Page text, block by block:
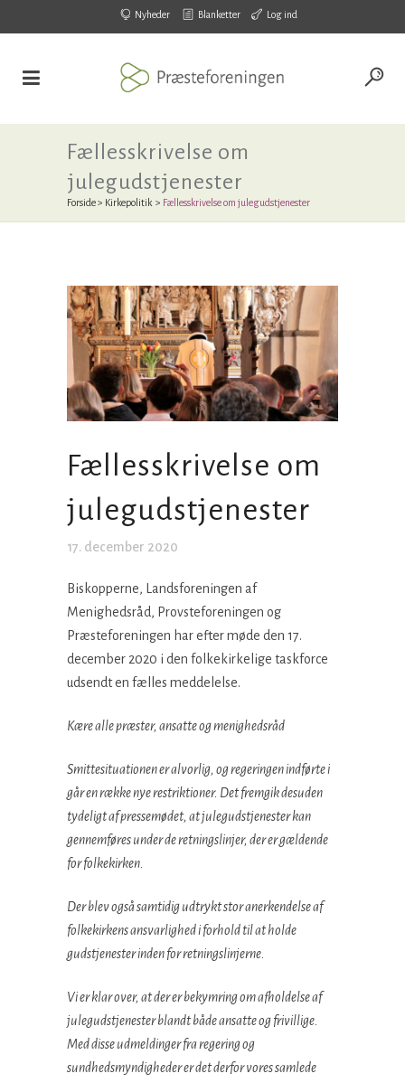
Nyheder Blanketter Log ind
Fællesskrivelse om
julegudstjenester
Forside> Kirkepolitik > Fællesskrivelse om julegudstjenester
Fællesskrivelse om
julegudstjenester
17. december 2020
Biskopperne, Landsforeningen af
Menighedsråd, Provsteforeningen og
Præsteforeningen har efter møde den 17.
december 2020 i den folkekirkelige taskforce
udsendt en fælles meddelelse.
Kære alle præster, ansatte og menighedsråd
Smittesituationen er alvorlig, og regeringen indførte i
går en række nye restriktioner. Det fremgik desuden
tydeligt af pressemødet, at julegudstjenester kan
gennemføres under de retningslinjer, der er gældende
for folkekirken.
Der blev også samtidig udtrykt stor anerkendelse af
folkekirkens ansvarlighed i forhold til at holde
gudstjenester inden for retningslinjerne.
Vi er klar over, at der er bekymring om afholdelse af
julegudstjenester blandt både ansatte og frivillige.
Med disse udmeldinger fra regering og
sundhedsmyndigheder er det derfor vores samlede